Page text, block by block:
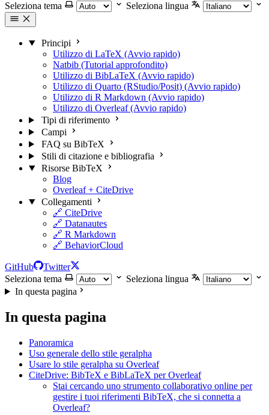
Seleziona tema
Seleziona lingua
Principi
Utilizzo di LaTeX (Avvio rapido)
Natbib (Tutorial approfondito)
Utilizzo di BibLaTeX (Avvio rapido)
Utilizzo di Quarto (RStudio/Posit) (Avvio rapido)
Utilizzo di R Markdown (Avvio rapido)
Utilizzo di Overleaf (Avvio rapido)
Tipi di riferimento
Campi
FAQ su BibTeX
Stili di citazione e bibliografia
Risorse BibTeX
Blog
Overleaf + CiteDrive
Collegamenti
🔗 CiteDrive
🔗 Datanautes
🔗 R Markdown
🔗 BehaviorCloud
GitHub
Twitter
Seleziona tema
Seleziona lingua
In questa pagina
In questa pagina
Panoramica
Uso generale dello stile geralpha
Usare lo stile geralpha su Overleaf
CiteDrive: BibTeX e BibLaTeX per Overleaf
Stai cercando uno strumento collaborativo online per
gestire i tuoi riferimenti BibTeX, che si connetta a
Overleaf?